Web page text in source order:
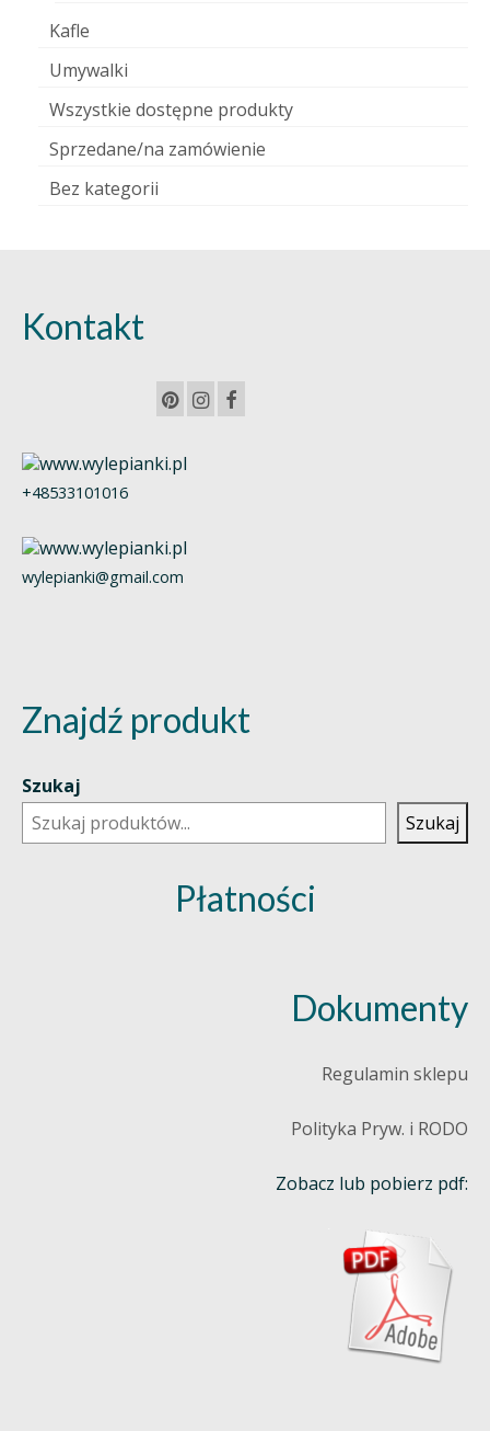
Kafle
Umywalki
Wszystkie dostępne produkty
Sprzedane/na zamówienie
Bez kategorii
Kontakt
+48533101016
wylepianki@gmail.com
Znajdź produkt
Szukaj
Szukaj
Płatności
Dokumenty
Regulamin sklepu
Polityka Pryw. i RODO
Zobacz lub pobierz pdf: